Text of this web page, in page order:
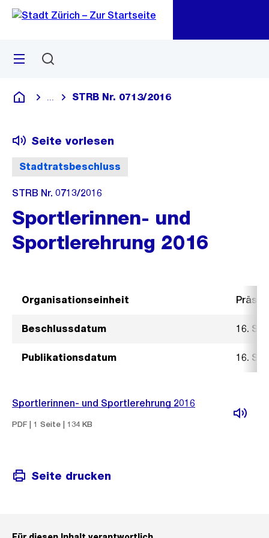
Navigation
Sprunglink
Menü
Deutsch
Blende alle Breadcrumbs ein
STRB Nr. 0713/2016
Stadtratsbeschluss
Seite vorlesen
STRB Nr. 0713/2016
Sportlerinnen- und
Sportlerehrung 2016
Organisationseinheit
Beschlussdatum 16.
Publikationsdatum 16.
Sportlerinnen- und Sportlerehrung 2016
PDF | 1 Seite | 134 KB
Seite drucken